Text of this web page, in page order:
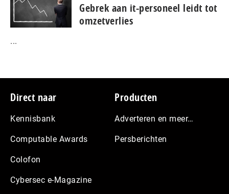
Gebrek aan it-personeel leidt tot
omzetverlies
...
Footer
Direct naar
Kennisbank
Computable Awards
Colofon
Cybersec e-Magazine
Producten
Adverteren en meer…
Persberichten